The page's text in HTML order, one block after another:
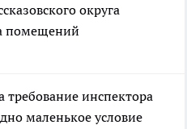
округа
помещений
требование инспектора
маленькое условие